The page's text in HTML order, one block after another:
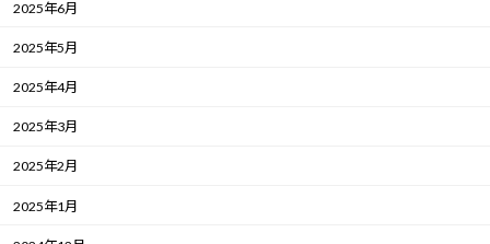
2025年6月
2025年5月
2025年4月
2025年3月
2025年2月
2025年1月